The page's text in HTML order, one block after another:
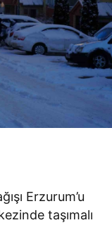
Erzurum’u
taşımalı